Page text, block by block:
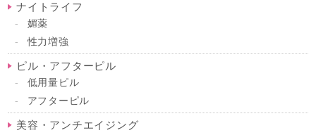
ナイトライフ
媚薬
性力増強
ピル・アフターピル
低用量ピル
アフターピル
美容・アンチエイジング